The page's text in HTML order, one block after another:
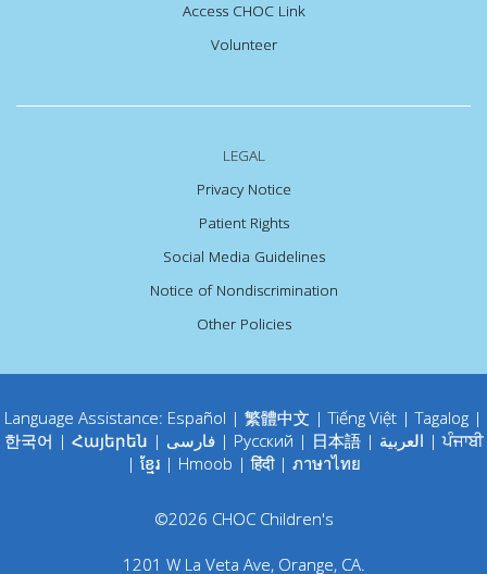
Access CHOC Link
Volunteer
LEGAL
Privacy Notice
Patient Rights
Social Media Guidelines
Notice of Nondiscrimination
Other Policies
Language Assistance: Español | 繁體中文 |Tiếng Việt |Tagalog |
한국어 | Հայերեն | فارسی| Русский | 日本語| العربية |ਪੰਜਾਬੀ
| ខ្មែរ | Hmoob |हिंदी| ภาษาไทย
©2026 CHOC Children's
1201 W La Veta Ave, Orange, CA.